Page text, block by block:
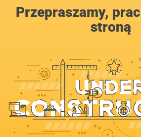
Przepraszamy,
stroną